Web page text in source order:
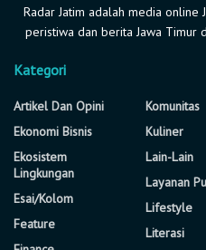
Radar Jatim adalah media online
peristiwa dan berita Jawa Timur
Kategori
Artikel Dan Opini
Ekonomi Bisnis
Ekosistem
Lingkungan
Esai/Kolom
Feature
Komunitas
Kuliner
Lain-Lain
Layanan
Lifestyle
Literasi